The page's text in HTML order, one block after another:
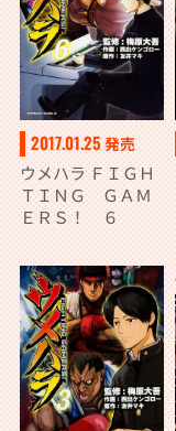
2017.01.25 発売
ウメハラ ＦＩＧＨ
ＴＩＮＧ ＧＡＭ
ＥＲＳ！ ６